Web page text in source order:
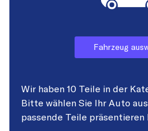
Fahrzeug
Wir haben 10 Teile in der
Bitte wählen Sie Ihr Auto
passende Teile präsentieren